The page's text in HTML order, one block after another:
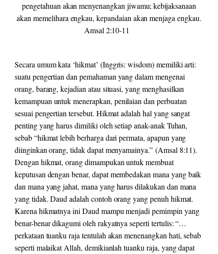
pengetahuan akan menyenangkan jiwamu; kebijaksanaan
akan memelihara engkau, kepandaian akan menjaga engkau.
Amsal 2:10-11
Secara umum kata ‘hikmat’ (Inggris: wisdom) memiliki arti:
suatu pengertian dan pemahaman yang dalam mengenai
orang, barang, kejadian atau situasi, yang menghasilkan
kemampuan untuk menerapkan, penilaian dan perbuatan
sesuai pengertian tersebut. Hikmat adalah hal yang sangat
penting yang harus dimiliki oleh setiap anak-anak Tuhan,
sebab “hikmat lebih berharga dari permata, apapun yang
diinginkan orang, tidak dapat menyamainya.” (Amsal 8:11).
Dengan hikmat, orang dimampukan untuk membuat
keputusan dengan benar, dapat membedakan mana yang baik
dan mana yang jahat, mana yang harus dilakukan dan mana
yang tidak. Daud adalah contoh orang yang penuh hikmat.
Karena hikmatnya ini Daud mampu menjadi pemimpin yang
benar-benar dikagumi oleh rakyatnya seperti tertulis: “…
perkataan tuanku raja tentulah akan menenangkan hati, sebab
seperti malaikat Allah, demikianlah tuanku raja, yang dapat